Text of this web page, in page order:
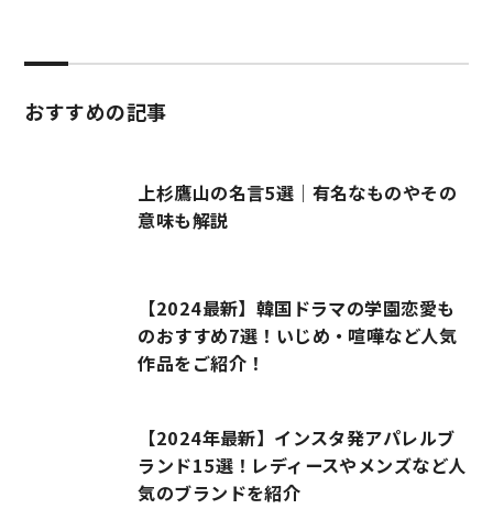
おすすめの記事
上杉鷹山の名言5選｜有名なものやその
意味も解説
【2024最新】韓国ドラマの学園恋愛も
のおすすめ7選！いじめ・喧嘩など人気
作品をご紹介！
【2024年最新】インスタ発アパレルブ
ランド15選！レディースやメンズなど人
気のブランドを紹介